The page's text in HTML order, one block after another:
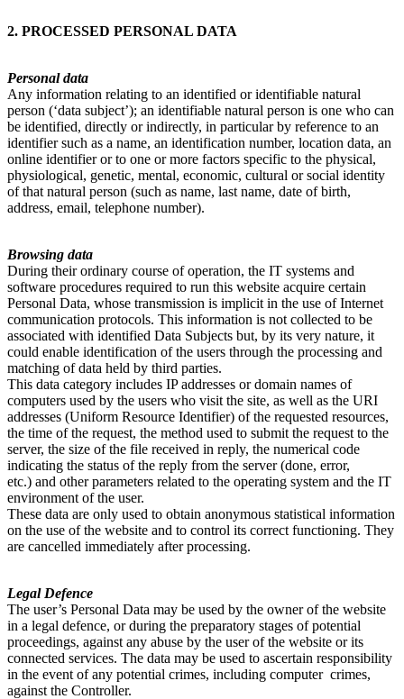
2. PROCESSED PERSONAL DATA
Personal data
Any information relating to an identified or identifiable natural
person (‘data subject’); an identifiable natural person is one who can
be identified, directly or indirectly, in particular by reference to an
identifier such as a name, an identification number, location data, an
online identifier or to one or more factors specific to the physical,
physiological, genetic, mental, economic, cultural or social identity
of that natural person (such as name, last name, date of birth,
address, email, telephone number).
Browsing data
During their ordinary course of operation, the IT systems and
software procedures required to run this website acquire certain
Personal Data, whose transmission is implicit in the use of Internet
communication protocols. This information is not collected to be
associated with identified Data Subjects but, by its very nature, it
could enable identification of the users through the processing and
matching of data held by third parties.
This data category includes IP addresses or domain names of
computers used by the users who visit the site, as well as the URI
addresses (Uniform Resource Identifier) of the requested resources,
the time of the request, the method used to submit the request to the
server, the size of the file received in reply, the numerical code
indicating the status of the reply from the server (done, error,
etc.) and other parameters related to the operating system and the IT
environment of the user.
These data are only used to obtain anonymous statistical information
on the use of the website and to control its correct functioning. They
are cancelled immediately after processing.
Legal Defence
The user’s Personal Data may be used by the owner of the website
in a legal defence, or during the preparatory stages of potential
proceedings, against any abuse by the user of the website or its
connected services. The data may be used to ascertain responsibility
in the event of any potential crimes, including computer crimes,
against the Controller.